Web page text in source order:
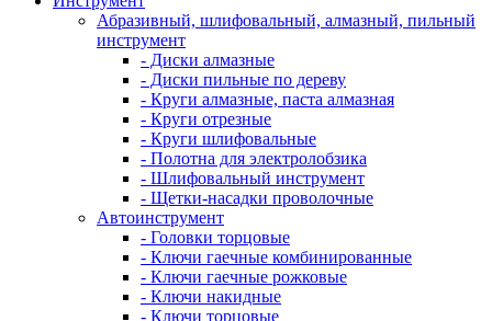
Абразивный, шлифовальный, алмазный, пильный
инструмент
- Диски алмазные
- Диски пильные по дереву
- Круги алмазные, паста алмазная
- Круги отрезные
- Круги шлифовальные
- Полотна для электролобзика
- Шлифовальный инструмент
- Щетки-насадки проволочные
Автоинструмент
- Головки торцовые
- Ключи гаечные комбинированные
- Ключи гаечные рожковые
- Ключи накидные
- Ключи торцовые